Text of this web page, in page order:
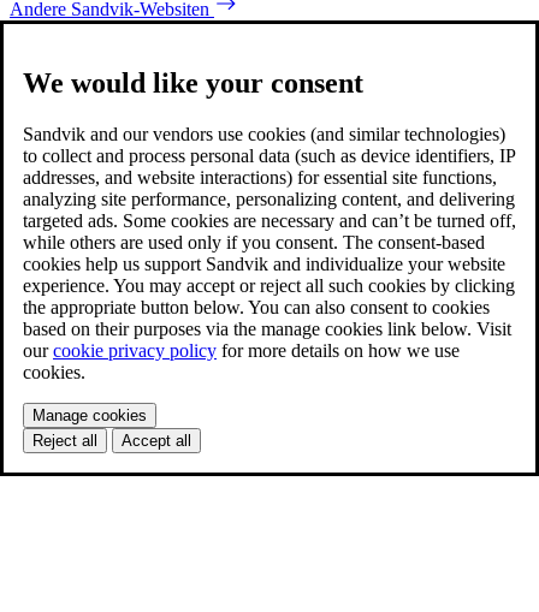
Andere Sandvik-Websiten
We would like your consent
Sandvik and our vendors use cookies (and similar technologies)
to collect and process personal data (such as device identifiers, IP
addresses, and website interactions) for essential site functions,
analyzing site performance, personalizing content, and delivering
targeted ads. Some cookies are necessary and can’t be turned off,
while others are used only if you consent. The consent-based
cookies help us support Sandvik and individualize your website
experience. You may accept or reject all such cookies by clicking
the appropriate button below. You can also consent to cookies
based on their purposes via the manage cookies link below. Visit
ourcookie privacy policy for more details on how we use
cookies.
Manage cookies
Reject all
Accept all